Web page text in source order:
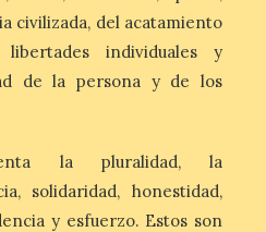
el Gran
Bañeza con
en los dos
dispositivo
el […]
civilizada, del acatamiento
individuales y
de la persona y de los
la pluralidad, la
solidaridad, honestidad,
y esfuerzo. Estos son